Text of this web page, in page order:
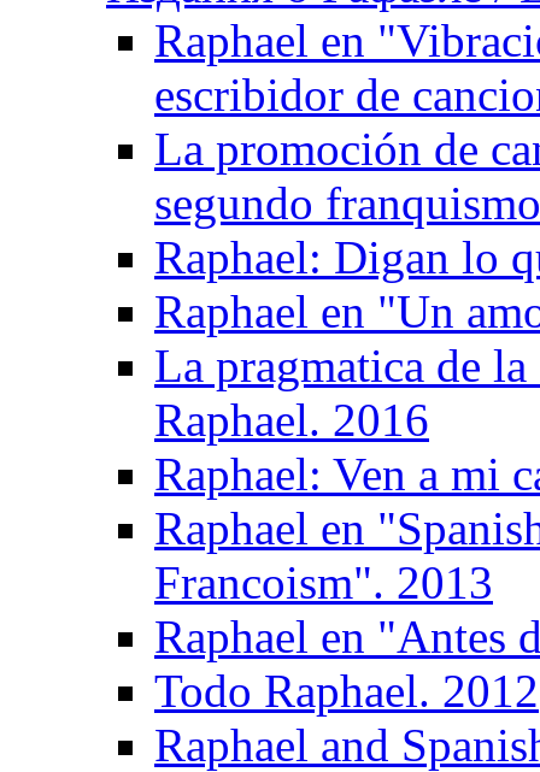
Raphael en
escribidor de
La promoción de
segundo
Raphael: Digan lo
Raphael en "Un
La pragmatica de
Raphael. 2016
Raphael: Ven a mi
Raphael en
Francoism". 2013
Raphael en "Antes
Todo Raphael. 2012
Raphael and